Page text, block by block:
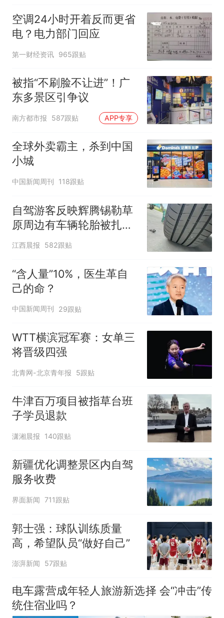
空调24小时开着反而更省
电？电力部门回应
第一财经资讯 965跟贴
被指“不刷脸不让进”！广
东多景区引争议
南方都市报 587跟贴 APP专享
全球外卖霸主，杀到中国
小城
中国新闻周刊 118跟贴
自驾游客反映辉腾锡勒草
原周边有车辆轮胎被扎，
修理店铺换胎价格高达千
江西晨报 582跟贴
“含人量”10%，医生革自
己的命？
中国新闻周刊 29跟贴
WTT横滨冠军赛：女单三
将晋级四强
北青网-北京青年报 5跟贴
牛津百万项目被指草台班
子学员退款
潇湘晨报 140跟贴
新疆优化调整景区内自驾
服务收费
界面新闻 711跟贴
郭士强：球队训练质量
高，希望队员“做好自己”
澎湃新闻 57跟贴
电车露营成年轻人旅游新选择 会“冲击”传
统住宿业吗？